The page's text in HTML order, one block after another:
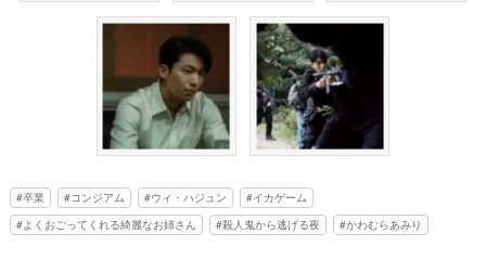
卒業 コンジアム ウィ・ハジュン
イカゲーム
よくおごってくれる綺麗なお姉さん
殺人鬼から逃げる夜 かわむらあみり